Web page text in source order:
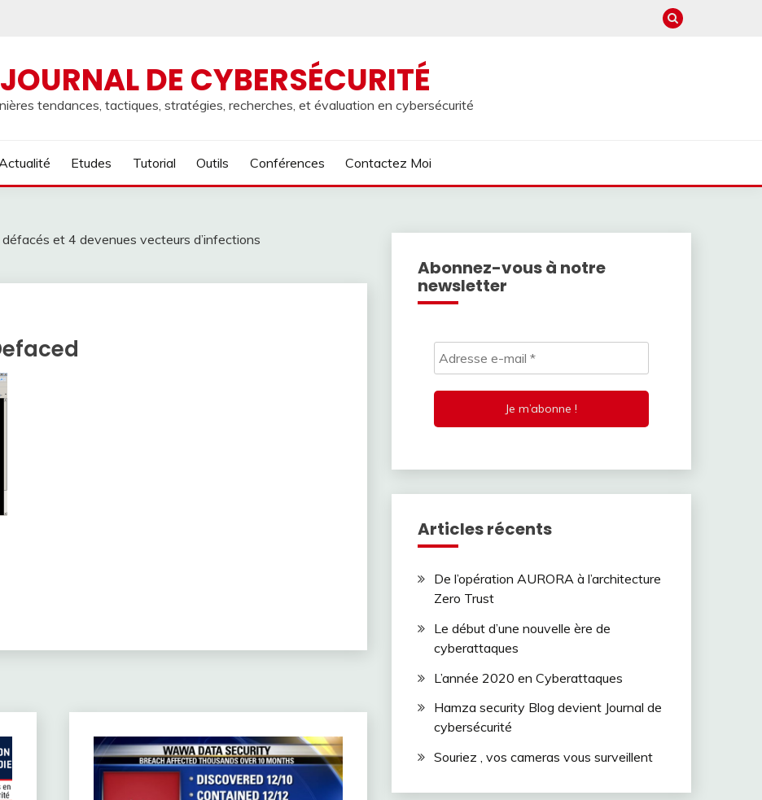
JOURNAL DE CYBERSÉCURITÉ
tendances, tactiques, stratégies, recherches, et évaluation en cybersécurité
Etudes Tutorial Outils Conférences Contactez Moi
et 4 devenues vecteurs d’infections
Abonnez-vous à notre
newsletter
Articles récents
De l’opération AURORA à l’architecture
Zero Trust
Le début d’une nouvelle ère de
cyberattaques
L’année 2020 en Cyberattaques
Hamza security Blog devient Journal de
cybersécurité
Souriez , vos cameras vous surveillent